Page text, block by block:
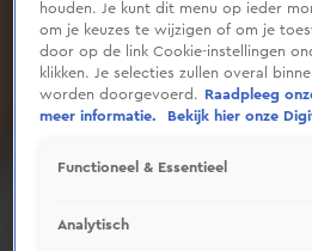
houden. Je kunt dit menu op ieder
om je keuzes te wijzigen of om je
door op de link Cookie-instellingen
klikken. Je selecties zullen overal
worden doorgevoerd.
Raadpleeg
meer informatie.
Bekijk hier onze
Functioneel & Essentieel
Analytisch